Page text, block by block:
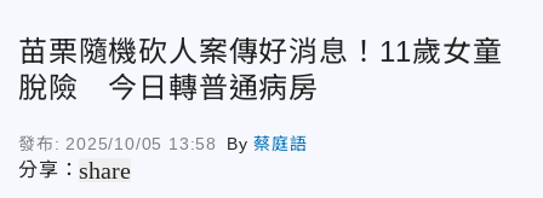
苗栗隨機砍人案傳好消息！11歲女童
脫險 今日轉普通病房
發布: 2025/10/05 13:58 By蔡庭語
分享：share